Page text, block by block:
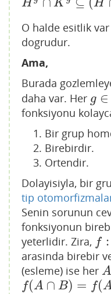
H K H
H g∩K g⊆ H∩K
O halde esitlik
dogrudur.
Ama,
Burada
daha var. Her g ∈
g∈G
fonksiyonu
Bir grup
Birebirdir.
Ortendir.
Dolayisiyla, bir
tip
Senin sorunun
fonksiyonun
yeterlidir. Zira, f :
f:X
arasinda birebir
(esleme) ise her A
A
f(A ∩ B) = f(
f(A∩B)= f(A) ∩f( B)